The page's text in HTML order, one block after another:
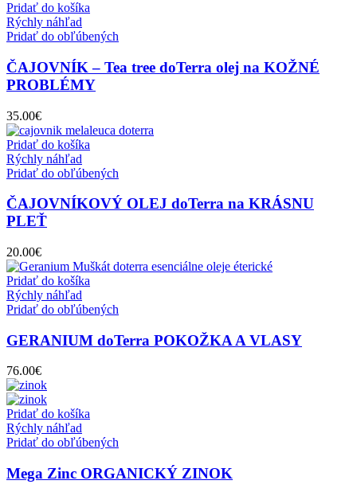
Pridať do košíka
Rýchly náhľad
Pridať do obľúbených
ČAJOVNÍK – Tea tree doTerra olej na KOŽNÉ
PROBLÉMY
35.00€
Pridať do košíka
Rýchly náhľad
Pridať do obľúbených
ČAJOVNÍKOVÝ OLEJ doTerra na KRÁSNU
PLEŤ
20.00€
Pridať do košíka
Rýchly náhľad
Pridať do obľúbených
GERANIUM doTerra POKOŽKA A VLASY
76.00€
Pridať do košíka
Rýchly náhľad
Pridať do obľúbených
Mega Zinc ORGANICKÝ ZINOK